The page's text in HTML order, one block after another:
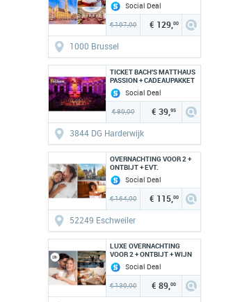
HARTJE BRUSSEL
Social Deal
€ 197,00 € 129,00
1000 Brussel
TICKET BACH'S MATTHAUS
PASSION + CADEAUPAKKET
T.W.V. 70 EURO
Social Deal
€ 80,00 € 39,95
3844 DG Harderwijk
OVERNACHTING VOOR 2 +
ONTBIJT + EVT.
PRIVESAUNA (2 UUR) IN
ESCHWEILER
Social Deal
€ 164,00 € 115,00
52249 Eschweiler
LUXE OVERNACHTING
VOOR 2 + ONTBIJT + WIJN
VLAK BIJ EMMEN
Social Deal
€ 130,00 € 89,00